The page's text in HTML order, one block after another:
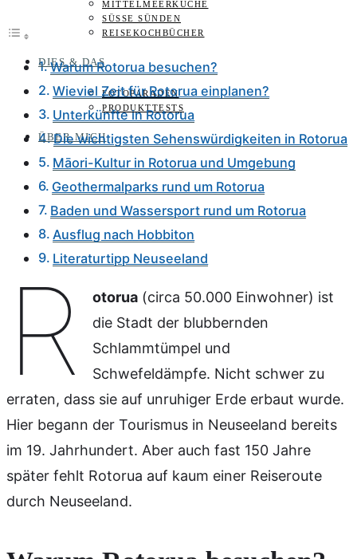
MITTELMEERKÜCHE
SÜSSE SÜNDEN
REISEKOCHBÜCHER
DIES & DAS
FOTOPARADEN
PRODUKTTESTS
ÜBER MICH
Warum Rotorua besuchen?
Wieviel Zeit für Rotorua einplanen?
Unterkünfte in Rotorua
Die wichtigsten Sehenswürdigkeiten in Rotorua
Māori-Kultur in Rotorua und Umgebung
Geothermalparks rund um Rotorua
Baden und Wassersport rund um Rotorua
Ausflug nach Hobbiton
Literaturtipp Neuseeland
R otorua (circa 50.000 Einwohner) ist
die Stadt der blubbernden
Schlammtümpel und
Schwefeldämpfe. Nicht schwer zu
erraten, dass sie auf unruhiger Erde erbaut wurde.
Hier begann der Tourismus in Neuseeland bereits
im 19. Jahrhundert. Aber auch fast 150 Jahre
später fehlt Rotorua auf kaum einer Reiseroute
durch Neuseeland.